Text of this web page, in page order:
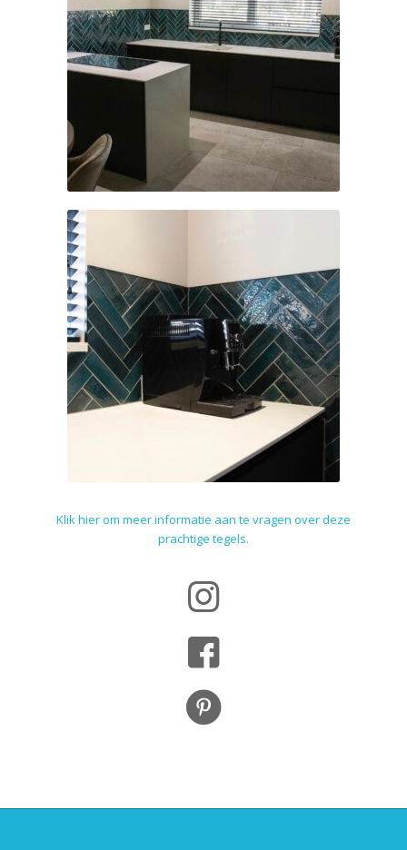
Klik hier om meer informatie aan te vragen over deze
prachtige tegels.